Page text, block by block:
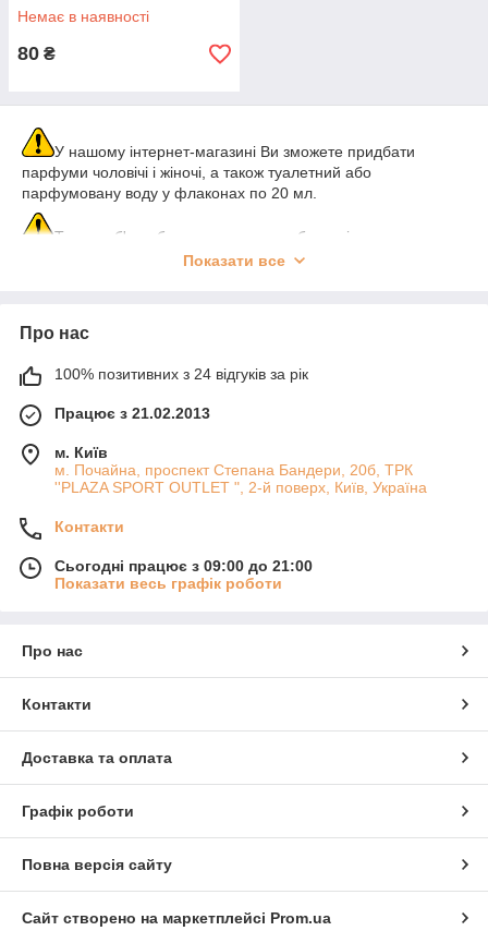
Немає в наявності
80 ₴
У нашому інтернет-магазині Ви зможете придбати
парфуми чоловічі і жіночі, а також туалетний або
парфумовану воду у флаконах по 20 мл.
Такого об'єму буде достатньо, щоб як слід вивчити
парфум і переконатися в тому, чи підходить він чи ні. Крім
Замість одного повного флакона, який Вам тут же
набридне, Ви зможете придбати туалетну воду різних брендів
і напрямків.
У подарунок до міні-флаконам наші клієнти отримують
оригінальні шкіряні чохли, які дозволяють носити завжди
улюблений парфум з собою.
Показати все
Про нас
100% позитивних з 24 відгуків за рік
Працює з 21.02.2013
м. Київ
м. Почайна, проспект Степана Бандери, 20б, ТРК
''PLAZA SPORT OUTLET ", 2-й поверх, Київ, Україна
Контакти
Сьогодні працює з 09:00 до 21:00
Показати весь графік роботи
Про нас
Контакти
Доставка та оплата
Графік роботи
Повна версія сайту
Сайт створено на маркетплейсі Prom.ua